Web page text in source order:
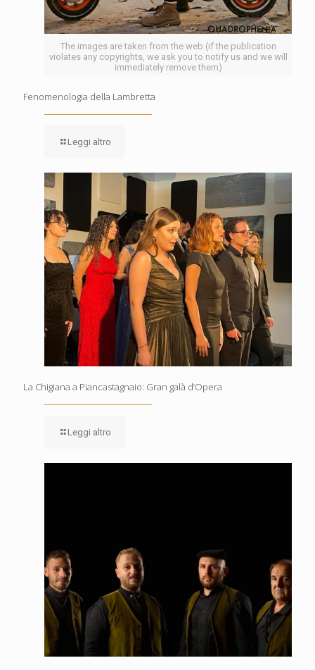
The images are taken from the web (if the publication
violates any copyrights, we ask you to notify us and we will
immediately remove them)
Fenomenologia della Lambretta
Leggi altro
La Chigiana a Piancastagnaio: Gran galà d’Opera
Leggi altro